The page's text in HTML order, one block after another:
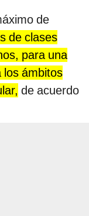
de
de clases
para una
los ámbitos
de acuerdo